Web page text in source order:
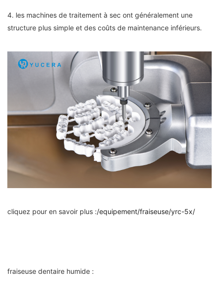
4. les machines de traitement à sec ont généralement une
structure plus simple et des coûts de maintenance inférieurs.
cliquez pour en savoir plus :/equipement/fraiseuse/yrc-5x/
fraiseuse dentaire humide :